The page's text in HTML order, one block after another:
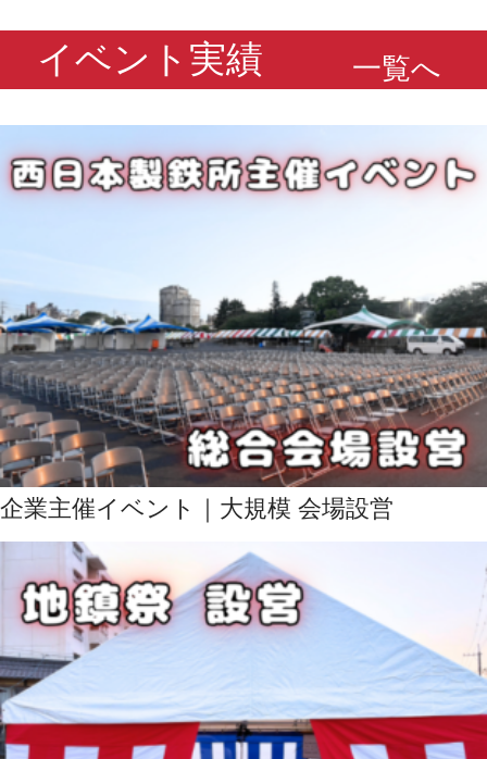
イベント実績 一覧へ
企業主催イベント｜大規模 会場設営